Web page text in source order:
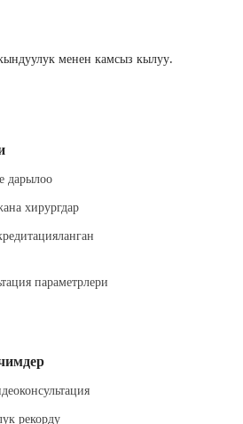
менен камсыз кылуу.
дарылоо
хирургдар
параметрлери
рекорду